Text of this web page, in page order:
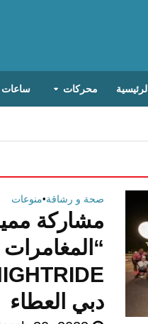
الرئيسية محركات ساعات
صحة و رشاقة•منوعات
مشاركة
دبي العطاء